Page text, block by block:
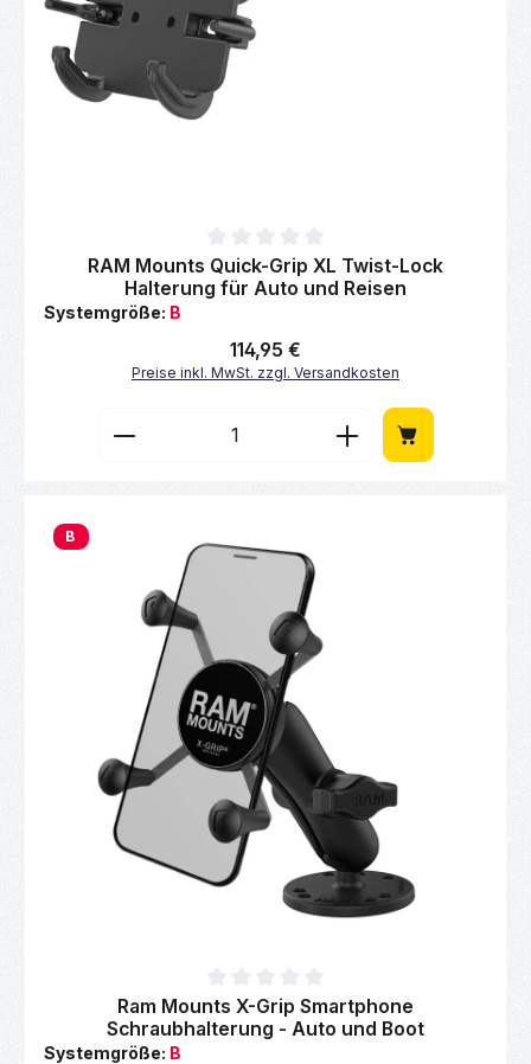
Durchschnittliche Bewertung von 0 von 5 Sternen
RAM Mounts Quick-Grip XL Twist-Lock
Halterung für Auto und Reisen
Systemgröße: B
Regulärer Preis:
114,95 €
Preise inkl. MwSt. zzgl. Versandkosten
Produkt Anzahl: Gib den gewünschten
B
Durchschnittliche Bewertung von 0 von 5 Sternen
Ram Mounts X-Grip Smartphone
Schraubhalterung - Auto und Boot
Systemgröße: B